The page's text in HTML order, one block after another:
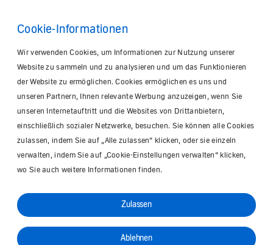
Cookie-Informationen
Wir verwenden Cookies, um Informationen zur Nutzung unserer
Website zu sammeln und zu analysieren und um das Funktionieren
der Website zu ermöglichen. Cookies ermöglichen es uns und
unseren Partnern, Ihnen relevante Werbung anzuzeigen, wenn Sie
unseren Internetauftritt und die Websites von Drittanbietern,
einschließlich sozialer Netzwerke, besuchen. Sie können alle Cookies
zulassen, indem Sie auf „Alle zulassen“ klicken, oder sie einzeln
verwalten, indem Sie auf „Cookie-Einstellungen verwalten“ klicken,
wo Sie auch weitere Informationen finden.
Zulassen
Ablehnen